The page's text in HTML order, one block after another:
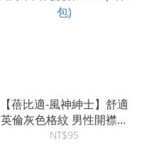
【蓓比適-風神紳士】舒適
英倫灰色格紋 男性開襟四
角平口免洗褲L-XXL(3件/包)
NT$95